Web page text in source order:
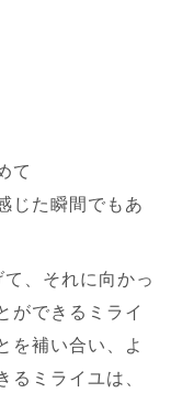
て
じた瞬間でもあ
、それに向かっ
ができるミライ
を補い合い、よ
るミライユは、